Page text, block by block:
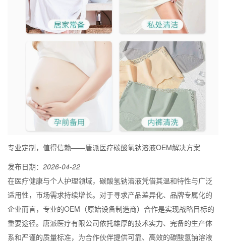
专业定制，值得信赖——唐派医疗碳酸氢钠溶液OEM解决方案
发布日期： 2026-04-22
在医疗健康与个人护理领域，碳酸氢钠溶液凭借其温和特性与广泛
适用性，市场需求持续增长。对于寻求产品差异化、品牌专属化的
企业而言，专业的OEM（原始设备制造商）合作是实现战略目标的
重要途径。唐派医疗有限公司依托雄厚的技术实力、完备的生产体
系和严谨的质量标准，为合作伙伴提供可靠、高效的碳酸氢钠溶液